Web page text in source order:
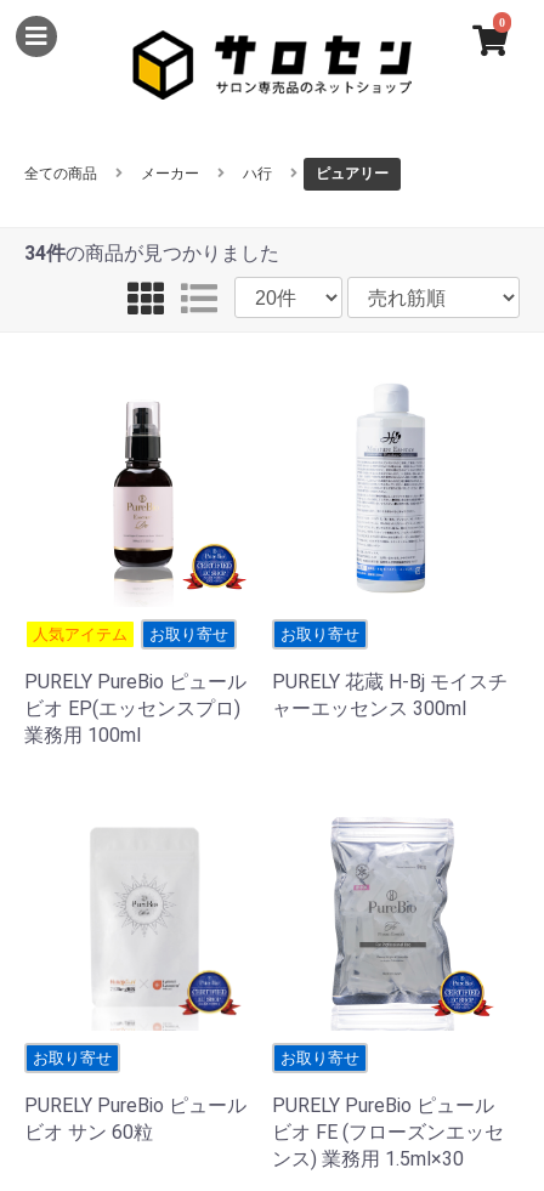
0
全ての商品 メーカー ハ行 ピュアリー
34件の商品が見つかりました
人気アイテム お取り寄せ
PURELY PureBio ピュール
ビオ EP(エッセンスプロ)
業務用 100ml
お取り寄せ
PURELY 花蔵 H-Bj モイスチ
ャーエッセンス 300ml
お取り寄せ
PURELY PureBio ピュール
ビオ サン 60粒
お取り寄せ
PURELY PureBio ピュール
ビオ FE (フローズンエッセ
ンス) 業務用 1.5ml×30